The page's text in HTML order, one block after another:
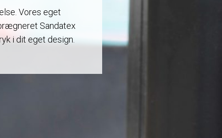
Vores eget
Sandatex
i dit eget design.